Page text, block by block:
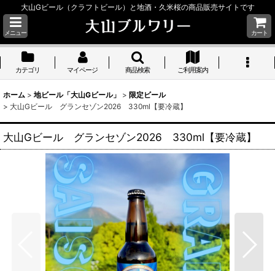
大山Gビール（クラフトビール）と地酒・久米桜の商品販売サイトです
メニュー カート
カテゴリ マイページ 商品検索 ご利用案内
ホーム > 地ビール「大山Gビール」 > 限定ビール
> 大山Gビール グランセゾン2026 330ml【要冷蔵】
大山Gビール グランセゾン2026 330ml【要冷蔵】